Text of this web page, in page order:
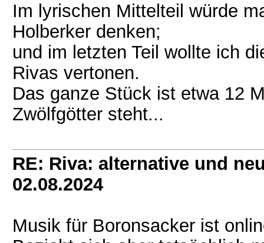
Im lyrischen Mittelteil würde
Holberker denken;
und im letzten Teil wollte ich
Rivas vertonen.
Das ganze Stück ist etwa 12
Zwölfgötter steht...
RE: Riva: alternative und
02.08.2024
Musik für Boronsacker ist